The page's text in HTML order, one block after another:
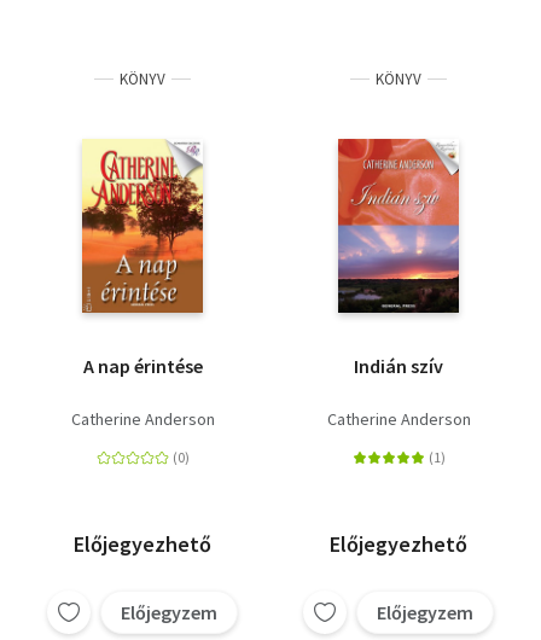
KÖNYV
A nap érintése
Catherine Anderson
Előjegyezhető
Előjegyzem
KÖNYV
Indián szív
Catherine Anderson
Előjegyezhető
Előjegyzem